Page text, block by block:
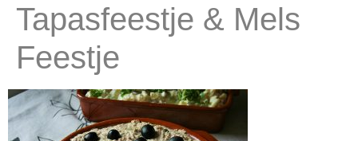
Tapasfeestje & Mels
Feestje